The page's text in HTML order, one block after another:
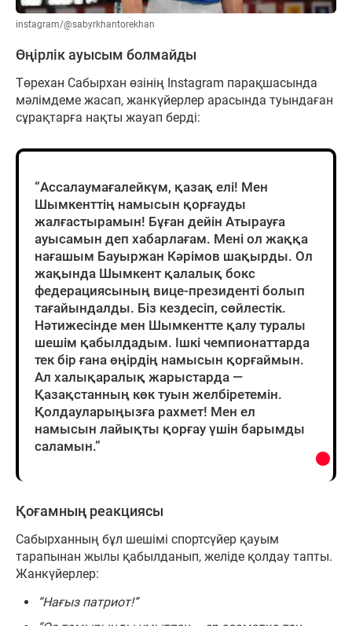
instagram/@sabyrkhantorekhan
Өңірлік ауысым болмайды
Төрехан Сабырхан өзінің Instagram парақшасында
мәлімдеме жасап, жанкүйерлер арасында туындаған
сұрақтарға нақты жауап берді:
“Ассалаумағалейкүм, қазақ елі! Мен
Шымкенттің намысын қорғауды
жалғастырамын! Бұған дейін Атырауға
ауысамын деп хабарлағам. Мені ол жаққа
нағашым Бауыржан Кәрімов шақырды. Ол
жақында Шымкент қалалық бокс
федерациясының вице-президенті болып
тағайындалды. Біз кездесіп, сөйлестік.
Нәтижесінде мен Шымкентте қалу туралы
шешім қабылдадым. Ішкі чемпионаттарда
тек бір ғана өңірдің намысын қорғаймын.
Ал халықаралық жарыстарда —
Қазақстанның көк туын желбіретемін.
Қолдауларыңызға рахмет! Мен ел
намысын лайықты қорғау үшін барымды
саламын.”
Қоғамның реакциясы
Сабырханның бұл шешімі спортсүйер қауым
тарапынан жылы қабылданып, желіде қолдау тапты.
Жанкүйерлер:
“Нағыз патриот!”